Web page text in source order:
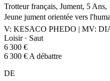
Trotteur français, Jument, 5 Ans,
Jeune jument orientée vers
V: KESACO PHEDO | MV:
Loisir · Saut
6 300 €
6 300 € A débattre
DE